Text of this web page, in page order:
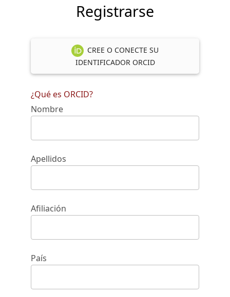
Registrarse
IDENTIFICADOR ORCID
¿Qué es ORCID?
Nombre
Apellidos
Afiliación
País